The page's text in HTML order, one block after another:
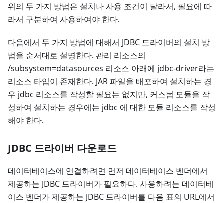
위의 두 가지 방법은 설치나 사용 조건이 달라서, 필요에 따
라서 구분하여 사용하여야 한다.
다음에서 두 가지 방법에 대해서 JDBC 드라이버의 설치 방
법을 순서대로 설명한다. 관리 리소스의
/subsystem=datasources 리소스 아래에 jdbc-driver라는
리소스 타입이 존재한다. JAR 파일을 배포하여 설치하는 경
우 jdbc 리소스를 작성할 필요는 없지만, 커스텀 모듈을 작
성하여 설치하는 경우에는 jdbc 에 대한 모듈 리소스를 작성
해야 한다.
JDBC 드라이버 다운로드
데이터베이스에 연결하려면 먼저 데이터베이스 벤더에서
제공하는 JDBC 드라이버가 필요하다. 사용하려는 데이터베
이스 벤더가 제공하는 JDBC 드라이버를 다음 표의 URL에서